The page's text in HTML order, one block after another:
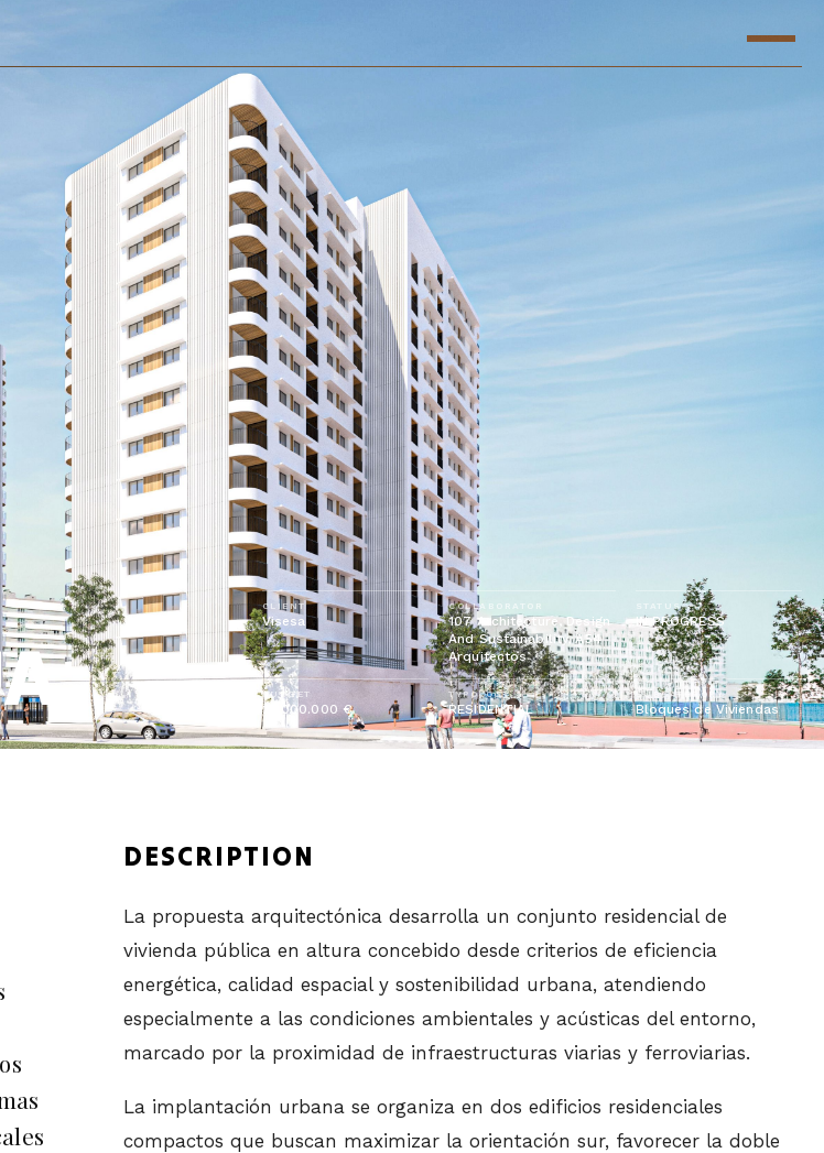
CLIENT
Visesa
COLLABORATOR
107 Architecture, Design
And Sustainability, A54
Arquitectos
STATUS
IN PROGRESS
BUDGET
25.000.000 €
TYPOLOGY
RESIDENTIAL
SUBCATEGORY
Bloques de Viviendas
DESCRIPTION
La propuesta arquitectónica desarrolla un conjunto residencial de
vivienda pública en altura concebido desde criterios de eficiencia
energética, calidad espacial y sostenibilidad urbana, atendiendo
especialmente a las condiciones ambientales y acústicas del entorno,
marcado por la proximidad de infraestructuras viarias y ferroviarias.
La implantación urbana se organiza en dos edificios residenciales
compactos que buscan maximizar la orientación sur, favorecer la doble